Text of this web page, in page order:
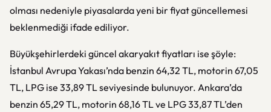
olması nedeniyle piyasalarda yeni bir fiyat güncellemesi
beklenmediği ifade ediliyor.
Büyükşehirlerdeki güncel akaryakıt fiyatları ise şöyle:
İstanbul Avrupa Yakası’nda benzin 64,32 TL, motorin 67,05
TL, LPG ise 33,89 TL seviyesinde bulunuyor. Ankara’da
benzin 65,29 TL, motorin 68,16 TL ve LPG 33,87 TL’den